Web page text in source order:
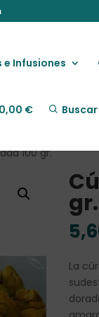
e Infusiones
0,00 € Buscar
100 gr.
gr.
La